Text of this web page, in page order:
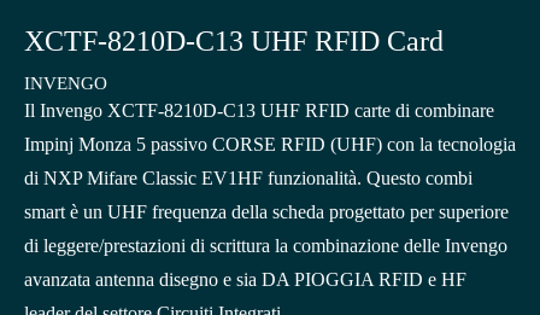
XCTF-8210D-C13 UHF RFID Card
INVENGO
Il Invengo XCTF-8210D-C13 UHF RFID carte di combinare
Impinj Monza 5 passivo CORSE RFID (UHF) con la tecnologia
di NXP Mifare Classic EV1HF funzionalità. Questo combi
smart è un UHF frequenza della scheda progettato per superiore
di leggere/prestazioni di scrittura la combinazione delle Invengo
avanzata antenna disegno e sia DA PIOGGIA RFID e HF